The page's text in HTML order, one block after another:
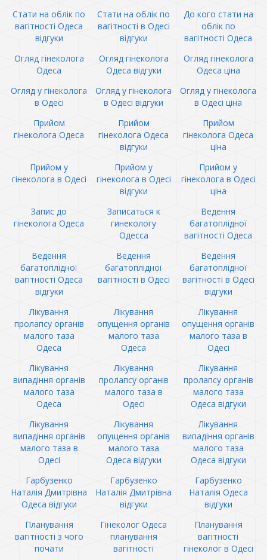
Стати на облік по
вагітності Одеса
відгуки
Стати на облік по
вагітності в Одесі
відгуки
До кого стати на
облік по
вагітності Одеса
Огляд гінеколога
Одеса
Огляд гінеколога
Одеса відгуки
Огляд гінеколога
Одеса ціна
Огляд у гінеколога
в Одесі
Огляд у гінеколога
в Одесі відгуки
Огляд у гінеколога
в Одесі ціна
Прийом
гінеколога Одеса
Прийом
гінеколога Одеса
відгуки
Прийом
гінеколога Одеса
ціна
Прийом у
гінеколога в Одесі
Прийом у
гінеколога в Одесі
відгуки
Прийом у
гінеколога в Одесі
ціна
Запис до
гінеколога Одеса
Записаться к
гинекологу
Одесса
Ведення
багатоплідної
вагітності Одеса
Ведення
багатоплідної
вагітності Одеса
відгуки
Ведення
багатоплідної
вагітності в Одесі
Ведення
багатоплідної
вагітності в Одесі
відгуки
Лікування
пролапсу органів
малого таза
Одеса
Лікування
опущення органів
малого таза
Одеса
Лікування
опущення органів
малого таза в
Одесі
Лікування
випадіння органів
малого таза
Одеса
Лікування
пролапсу органів
малого таза в
Одесі
Лікування
пролапсу органів
малого таза
Одеса відгуки
Лікування
випадіння органів
малого таза в
Одесі
Лікування
опущення органів
малого таза
Одеса відгуки
Лікування
випадіння органів
малого таза
Одеса відгуки
Гарбузенко
Наталія Дмитрівна
Одеса відгуки
Гарбузенко
Наталія Дмитрівна
відгуки
Гарбузенко
Наталія Одеса
відгуки
Планування
вагітності з чого
почати
Гінеколог Одеса
планування
вагітності
Планування
вагітності
гінеколог в Одесі